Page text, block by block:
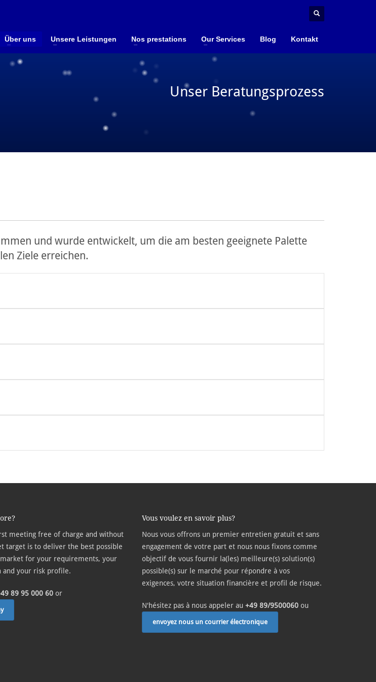
Über uns Unsere Leistungen Nos prestations Our Services Blog Kontakt
Unser Beratungsprozess
und wurde entwickelt, um die am besten geeignete Palette
Ziele erreichen.
meeting free of charge and without
target is to deliver the best possible
for your requirements, your
and your risk profile.
89 95 000 60 or
Vous voulez en savoir plus?
Nous vous offrons un premier entretien gratuit et sans
engagement de votre part et nous nous fixons comme
objectif de vous fournir la(les) meilleure(s) solution(s)
possible(s) sur le marché pour répondre à vos
exigences, votre situation financière et profil de risque.
N'hésitez pas à nous appeler au +49 89/9500060 ou
envoyez nous un courrier électronique